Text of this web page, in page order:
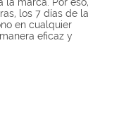
los 7 días de la
en cualquier
eficaz y